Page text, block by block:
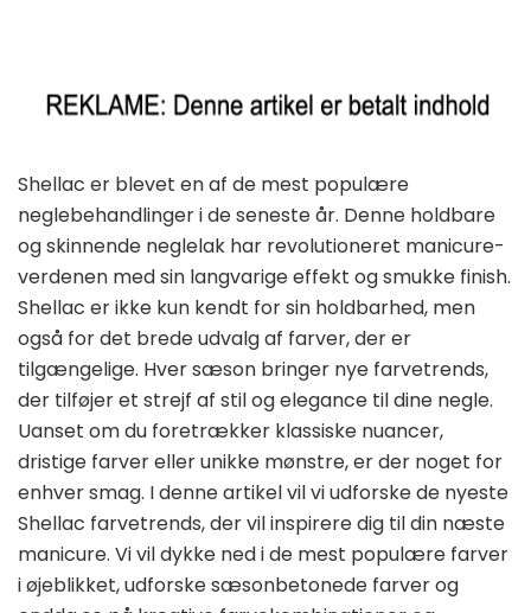
Shellac er blevet en af de mest populære
neglebehandlinger i de seneste år. Denne holdbare
og skinnende neglelak har revolutioneret manicure-
verdenen med sin langvarige effekt og smukke finish.
Shellac er ikke kun kendt for sin holdbarhed, men
også for det brede udvalg af farver, der er
tilgængelige. Hver sæson bringer nye farvetrends,
der tilføjer et strejf af stil og elegance til dine negle.
Uanset om du foretrækker klassiske nuancer,
dristige farver eller unikke mønstre, er der noget for
enhver smag. I denne artikel vil vi udforske de nyeste
Shellac farvetrends, der vil inspirere dig til din næste
manicure. Vi vil dykke ned i de mest populære farver
i øjeblikket, udforske sæsonbetonede farver og